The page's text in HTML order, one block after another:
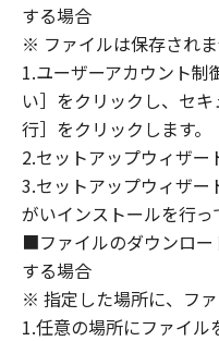
せん。
４．所有権
「本ソフトウェア
は、その内容により
ライセンサーに帰属
５．輸出
お客様は、日本国
より必要な許可等を
トウェア」の全部ま
接に輸出してはな
する場合
※ ファイルは保存されま
1.ユーザーアカウント制
い］をクリックし、セ
行］をクリックします。
2.セットアップウィザー
3.セットアップウィザー
がいインストールを行っ
■ファイルのダウンロー
する場合
※ 指定した場所に、ファ
1.任意の場所にファイル